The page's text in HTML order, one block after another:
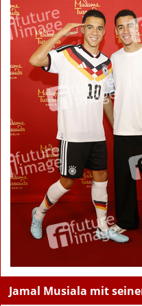
Jamal Musiala mit